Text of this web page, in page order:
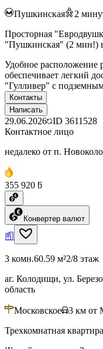
Пушкинская 2
Просторная
"Пушкинская" (2 мин!)
Удобное
обеспечивает легкий
"Гулливер" с
Контакты
Написать
29.06.2026 ID 3611528
Контактное лицо
недалеко от п.
355 920 ƃ
Конвертер валют
3 комн.60.59 м²2/8 этаж
аг. Колодищи, ул.
область
Московское 3 км
Трехкомнатная